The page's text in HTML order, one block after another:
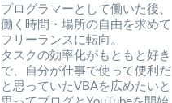
プログラマーとして働いた後、
働く時間・場所の自由を求めて
フリーランスに転向。
タスクの効率化がもともと好き
で、自分が仕事で使って便利だ
と思っていたVBAを広めたいと